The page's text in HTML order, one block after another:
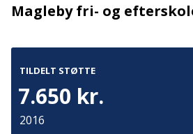
Magleby fri- og
TILDELT STØTTE
7.650 kr.
2016
Tilmeld nyhedsbrev
De seneste nyheder om TrygFondens